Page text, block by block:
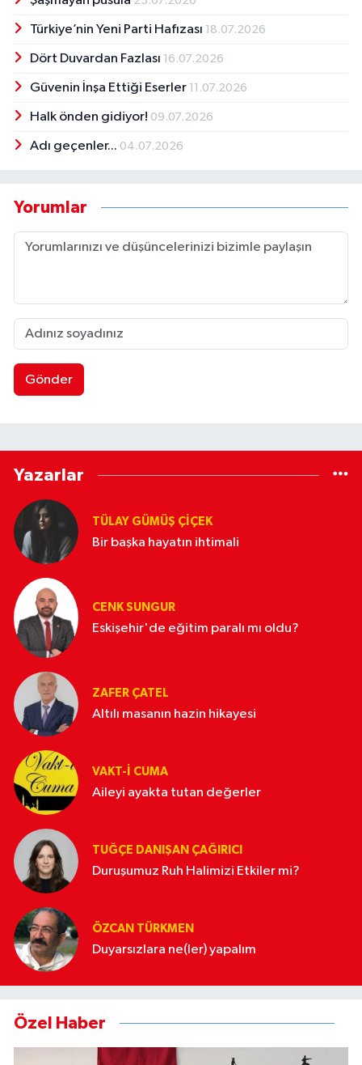
Türkiye’nin Yeni Parti Hafızası 18.07.2026
Dört Duvardan Fazlası 16.07.2026
Güvenin İnşa Ettiği Eserler 11.07.2026
Halk önden gidiyor! 09.07.2026
Adı geçenler... 04.07.2026
Yorumlar
Gönder
Yazarlar
TÜLAY GÜMÜŞ ÇIÇEK
Bir başka hayatın ihtimali
CENK SUNGUR
Eskişehir'de eğitim paralı mı oldu?
ZAFER ÇATEL
Altılı masanın hazin hikayesi
VAKT-I CUMA
Aileyi ayakta tutan değerler
TUĞÇE DANIŞAN ÇAĞIRICI
Duruşumuz Ruh Halimizi Etkiler mi?
ÖZCAN TÜRKMEN
Duyarsızlara ne(ler) yapalım
Özel Haber